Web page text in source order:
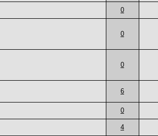
0
0
0
6
0
4